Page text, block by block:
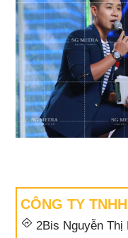
CÔNG TY
2Bis Nguyễn Thị